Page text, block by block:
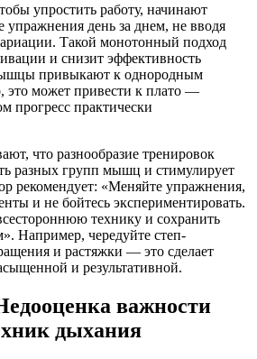
упростить работу, начинают
упражнения день за днем, не вводя
Такой монотонный подход
и снизит эффективность
привыкают к однородным
это может привести к плато —
прогресс практически
что разнообразие тренировок
разных групп мышц и стимулирует
рекомендует: «Меняйте упражнения,
и не бойтесь экспериментировать.
технику и сохранить
Например, чередуйте степ-
и растяжки — это сделает
и результативной.
важности
дыхания